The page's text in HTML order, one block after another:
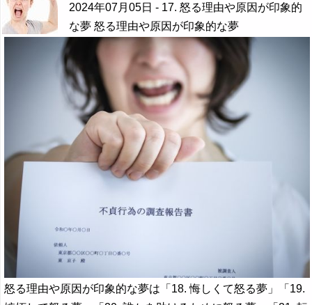
2024年07月05日 - 17. 怒る理由や原因が印象的
な夢 怒る理由や原因が印象的な夢
怒る理由や原因が印象的な夢は「18. 悔しくて怒る夢」「19.